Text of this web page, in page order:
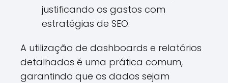
justificando os gastos com
estratégias de SEO.
A utilização de dashboards e relatórios
detalhados é uma prática comum,
garantindo que os dados sejam